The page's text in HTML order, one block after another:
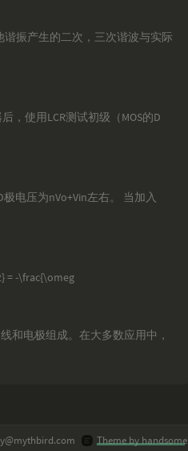
谐振产生的二次，三次谐波与实际
，使用LCR测试初级（MOS的D
电压为nVo+Vin左右。 当加入
= -\frac{\omeg
和电极组成。在大多数应用中，
Theme by handsome